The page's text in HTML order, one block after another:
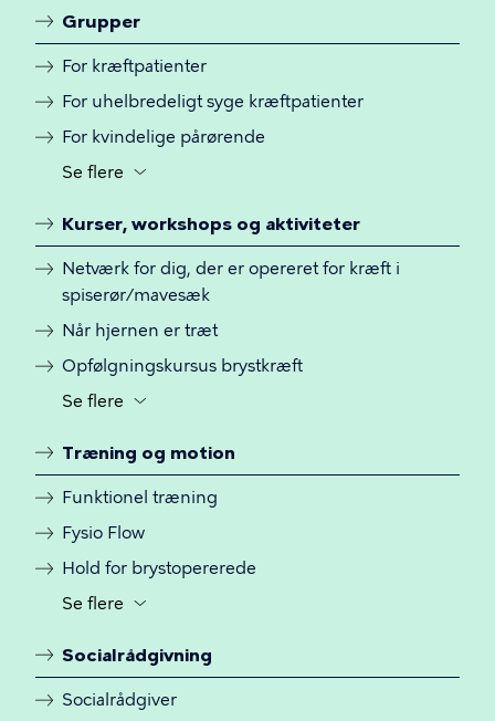
at
slå
synligheden
til
og
menulinks
Grupper
For kræftpatienter
For uhelbredeligt syge kræftpatienter
For kvindelige pårørende
Se flere Knap
at
slå
synligheden
til
og
fra
Kurser, workshops og aktiviteter
Netværk for dig, der er opereret for kræft i
spiserør/mavesæk
Når hjernen er træt
Opfølgningskursus brystkræft
Se flere Knap
at
slå
synligheden
til
og
menulinks
Træning og motion
Funktionel træning
Fysio Flow
Hold for brystopererede
Se flere Knap
at
slå
synligheden
Socialrådgivning
Socialrådgiver